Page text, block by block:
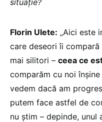
Florin Ulete: „Aici este
care deseori îi
mai silitori – ceea ce
comparăm cu noi
vedem dacă am
putem face astfel de
nu știm – depinde,